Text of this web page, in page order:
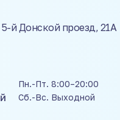
й Донской проезд, 21А
Пн.-Пт. 8:00–20:00
Сб.-Вс. Выходной